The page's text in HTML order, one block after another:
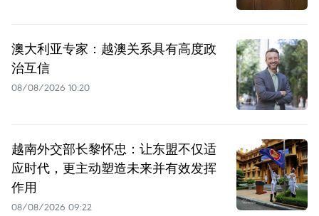
澳大利亚专家：越澳关系具有高度政
治互信
08/08/2026 10:20
越南外交部长黎怀忠：让东盟不仅适
应时代，更主动塑造未来并有效发挥
作用
08/08/2026 09:22